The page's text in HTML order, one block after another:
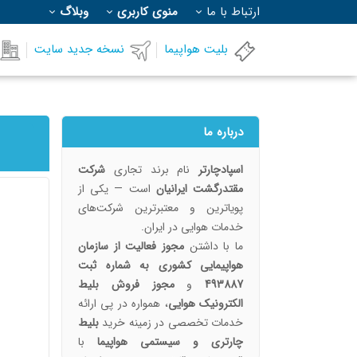
بلیت هواپیما نسخه جدید سایت
ارتباط با ما منوی کاربری وبلاگ
درباره ما
اسپادچارتر نام برند تجاری شرکت
مقتدرگشت ایرانیان است — یکی از
پویا‌ترین و معتبرترین شرکت‌های
خدمات هوایی در ایران.
ما با داشتن مجوز فعالیت از سازمان
هواپیمایی کشوری به شماره ثبت
493887 ومجوز فروش بلیط
الکترونیک هوایی، همواره در پی ارائه
خدمات تخصصی در زمینه خرید بلیط
چارتری و سیستمی هواپیما با